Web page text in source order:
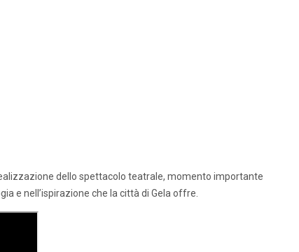
dello spettacolo teatrale, momento importante
e nell’ispirazione che la città di Gela offre.